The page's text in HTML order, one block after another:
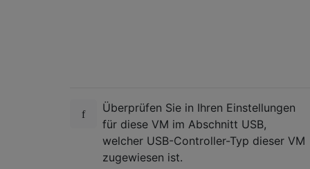
Überprüfen Sie in Ihren Einstellungen
für diese VM im Abschnitt USB,
welcher USB-Controller-Typ dieser VM
zugewiesen ist.